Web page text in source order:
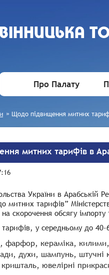
ВIННИЦЬКА
Про Палату
» Щодо підвищення митних
митних тарифів в
України в Арабській
митних тарифів”
скорочення обсягу
у середньому до 40-
фарфор, кераміка,
духи, шампунь, штучні
ювелірні